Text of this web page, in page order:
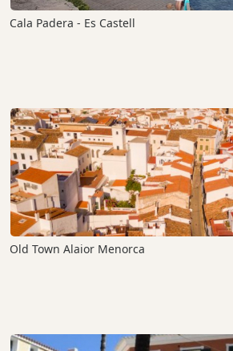
Cala Padera - Es Castell
Old Town Alaior Menorca